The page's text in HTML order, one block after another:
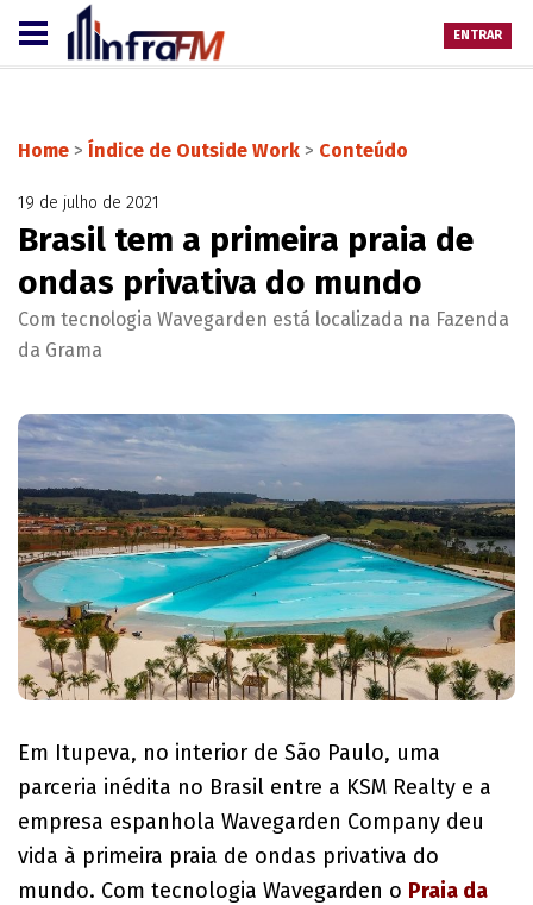
ENTRAR
Home > Índice de Outside Work > Conteúdo
19 de julho de 2021
Brasil tem a primeira praia de
ondas privativa do mundo
Com tecnologia Wavegarden está localizada na Fazenda
da Grama
Em Itupeva, no interior de São Paulo, uma
parceria inédita no Brasil entre a KSM Realty e a
empresa espanhola Wavegarden Company deu
vida à primeira praia de ondas privativa do
mundo. Com tecnologia Wavegarden o Praia da